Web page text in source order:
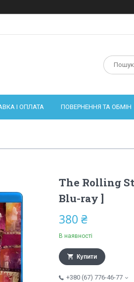
І ОПЛАТА ПОВЕРНЕННЯ ТА ОБМІН
The Rolling
Blu-ray ]
380 ₴
В наявності
Купити
+380 (67) 776-46-77